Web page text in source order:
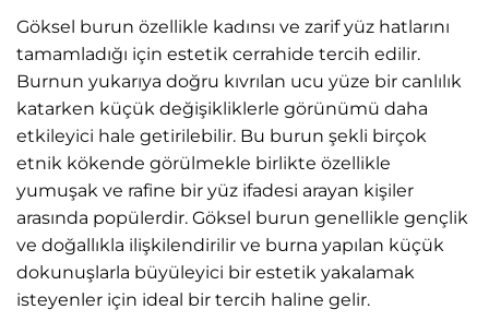
Göksel burun özellikle kadınsı ve zarif yüz hatlarını
tamamladığı için estetik cerrahide tercih edilir.
Burnun yukarıya doğru kıvrılan ucu yüze bir canlılık
katarken küçük değişikliklerle görünümü daha
etkileyici hale getirilebilir. Bu burun şekli birçok
etnik kökende görülmekle birlikte özellikle
yumuşak ve rafine bir yüz ifadesi arayan kişiler
arasında popülerdir. Göksel burun genellikle gençlik
ve doğallıkla ilişkilendirilir ve burna yapılan küçük
dokunuşlarla büyüleyici bir estetik yakalamak
isteyenler için ideal bir tercih haline gelir.